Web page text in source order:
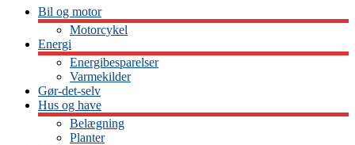
Bil og motor
Motorcykel
Energi
Energibesparelser
Varmekilder
Gør-det-selv
Hus og have
Belægning
Planter